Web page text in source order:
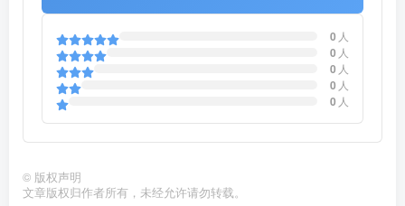
0 人
0 人
0 人
0 人
0 人
© 版权声明
文章版权归作者所有，未经允许请勿转载。